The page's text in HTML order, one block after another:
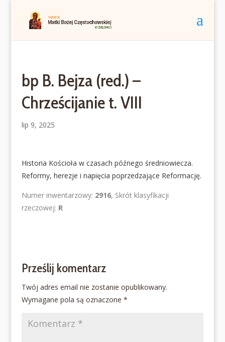
bp B. Bejza (red.) –
Chrześcijanie t. VIII
lip 9, 2025
Historia Kościoła w czasach późnego średniowiecza.
Reformy, herezje i napięcia poprzedzające Reformację.
Numer inwentarzowy: 2916, Skrót klasyfikacji
rzeczowej: R
Prześlij komentarz
Twój adres email nie zostanie opublikowany.
Wymagane pola są oznaczone *